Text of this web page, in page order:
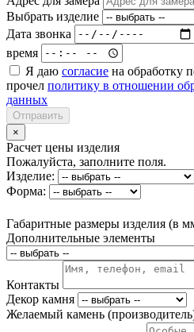
Выбрать изделие
Дата звонка
время
Я даю согласие на обработку
прочел политику в отношении
данных
Отправить
×
Расчет цены изделия
Пожалуйста, заполните поля.
Изделие:
Форма:
Габаритные размеры изделия (в
Дополнительные элементы
Контакты
Декор камня
Желаемый камень